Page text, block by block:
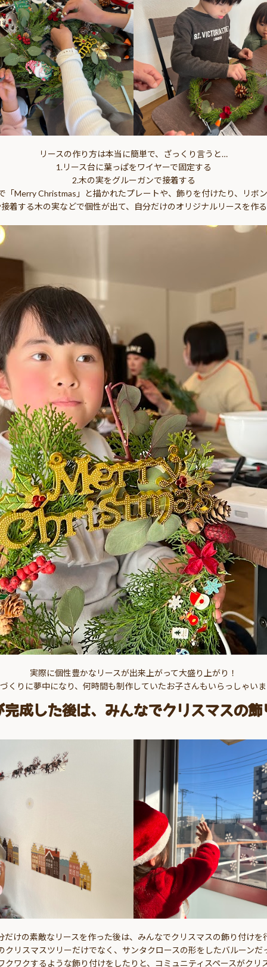
リースの作り方は本当に簡単で、ざっくり言うと…
1.リース台に葉っぱをワイヤーで固定する
2.木の実をグルーガンで接着する
「Merry Christmas」と描かれたプレートや、飾りを付けたり、リボ
着する木の実などで個性が出て、自分だけのオリジナルリースを作
実際に個性豊かなリースが出来上がって大盛り上がり！
くりに夢中になり、何時間も制作していたお子さんもいらっしゃい
完成した後は、みんなでクリスマスの飾
だけの素敵なリースを作った後は、みんなでクリスマスの飾り付けを
クリスマスツリーだけでなく、サンタクロースの形をしたバルーンだ
クワクするような飾り付けをしたりと、コミュニティスペースがクリ